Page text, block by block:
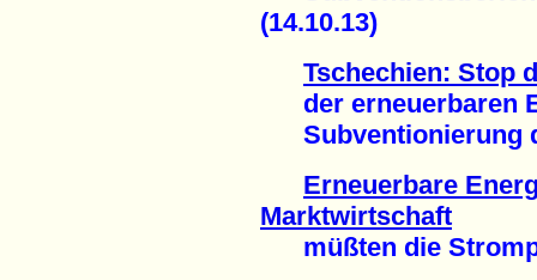
(14.10.13)
Tschechien: Stop
der erneuerbaren
Subventionierung
Erneuerbare
Marktwirtschaft
müßten die